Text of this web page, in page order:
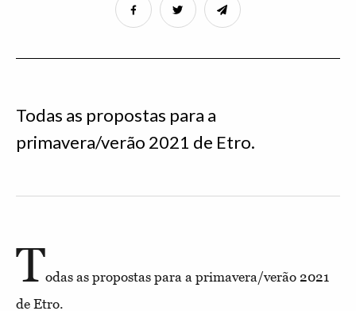
Todas as propostas para a
primavera/verão 2021 de Etro.
Todas as propostas para a primavera/verão 2021
de Etro.